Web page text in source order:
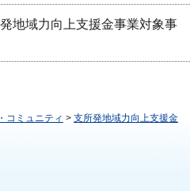
地域力向上支援金事業対象事
コミュニティ > 支所発地域力向上支援金